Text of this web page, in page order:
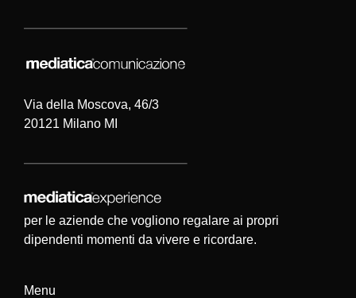
Via della Moscova, 46/3
20121 Milano MI
per le aziende che vogliono regalare ai propri
dipendenti momenti da vivere e ricordare.
Menu